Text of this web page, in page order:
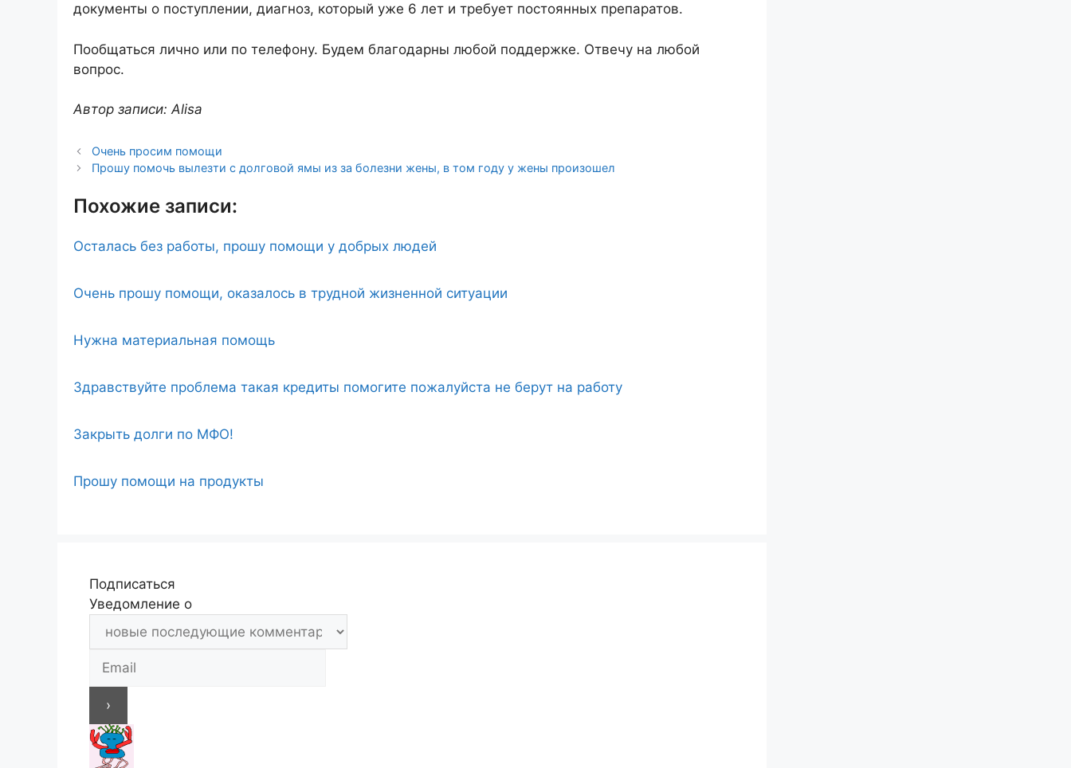
документы о поступлении, диагноз, который уже 6 лет и требует постоянных препаратов.
Пообщаться лично или по телефону. Будем благодарны любой поддержке. Отвечу на любой
вопрос.
Автор записи: Alisa
Очень просим помощи
Прошу помочь вылезти с долговой ямы из за болезни жены, в том году у жены произошел
Похожие записи:
Осталась без работы, прошу помощи у добрых людей
Очень прошу помощи, оказалось в трудной жизненной ситуации
Нужна материальная помощь
Здравствуйте проблема такая кредиты помогите пожалуйста не берут на работу
Закрыть долги по МФО!
Прошу помощи на продукты
Подписаться
Уведомление о